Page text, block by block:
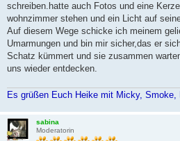
schreiben.hatte auch Fotos und eine
wohnzimmer stehen und ein Licht auf
Auf diesem Wege schicke ich meinem
Umarmungen und bin mir sicher,das er
Schatz kümmert und sie zusammen
uns wieder entdecken.
Es grüßen Euch Heike mit Micky, Smoke,
sabina
Moderatorin